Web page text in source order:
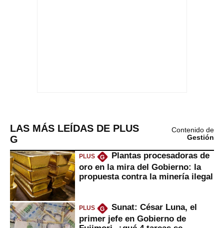
LAS MÁS LEÍDAS DE PLUS
G
Contenido de
Gestión
PLUS G
Plantas procesadoras de
oro en la mira del Gobierno: la
propuesta contra la minería ilegal
PLUS G
Sunat: César Luna, el
primer jefe en Gobierno de